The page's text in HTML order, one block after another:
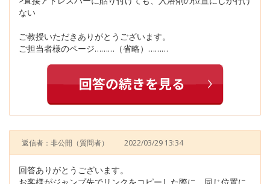
ない
ご教授いただきありがとうございます。
ご担当者様のページ………（省略）………
返信者：非公開 （質問者） 2022/03/29 13:34
回答ありがとうございます。